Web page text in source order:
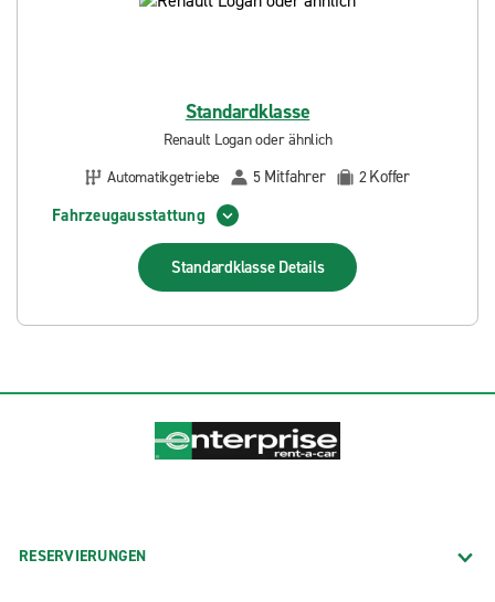
Standardklasse
Renault Logan oder ähnlich
Automatikgetriebe
5 Mitfahrer 2Koffer
Fahrzeugausstattung
Standardklasse Details
RESERVIERUNGEN